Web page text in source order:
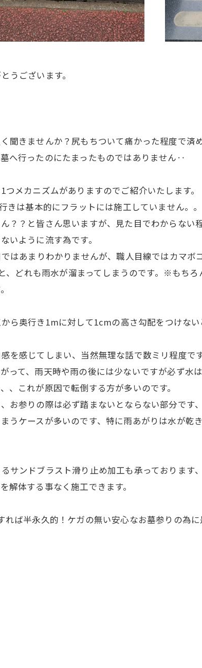
うございます。
聞きませんか？尻もちついて痛かった程度で済
へ行ったのにたまったものではありません‥
メカニズムがありますのでご紹介いたします。
は基本的にフラットには施工していません。。
？？と皆さん思いますが、見た目でわからない
いように流す為です。
はあまりわかりませんが、職人目線ではカマボ
、どれも雨水が溜まってしまうのです。※もち
ら奥行き1mに対して1cmの高さ勾配をつけな
を感じてしまい、当然無理な話で数ミリ程度で
て、雨天時や雨の後には少ないですが必ず水は
これが原因で転倒する方が多いのです。
お参りの際は必ず踏まないとならない部分です
うケースが多いのです、特に雨あがりは水が乾
ンドブラスト滑り止め加工も承っております、
体する事なく施工できます。
ば半永久的！ケガの無い安心なお墓参りの為に